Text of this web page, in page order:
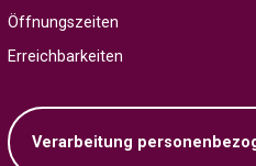
Öffnungszeiten
Erreichbarkeiten
Verarbeitung